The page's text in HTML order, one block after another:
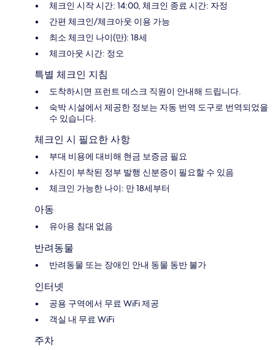
체크인 시작 시간: 14:00, 체크인 종료 시간: 자정
간편 체크인/체크아웃 이용 가능
최소 체크인 나이(만): 18세
체크아웃 시간: 정오
특별 체크인 지침
도착하시면 프런트 데스크 직원이 안내해 드립니다.
숙박 시설에서 제공한 정보는 자동 번역 도구로 번역되었을
수 있습니다.
체크인 시 필요한 사항
부대 비용에 대비해 현금 보증금 필요
사진이 부착된 정부 발행 신분증이 필요할 수 있음
체크인 가능한 나이: 만 18세부터
아동
유아용 침대 없음
반려동물
반려동물 또는 장애인 안내 동물 동반 불가
인터넷
공용 구역에서 무료 WiFi 제공
객실 내 무료 WiFi
주차